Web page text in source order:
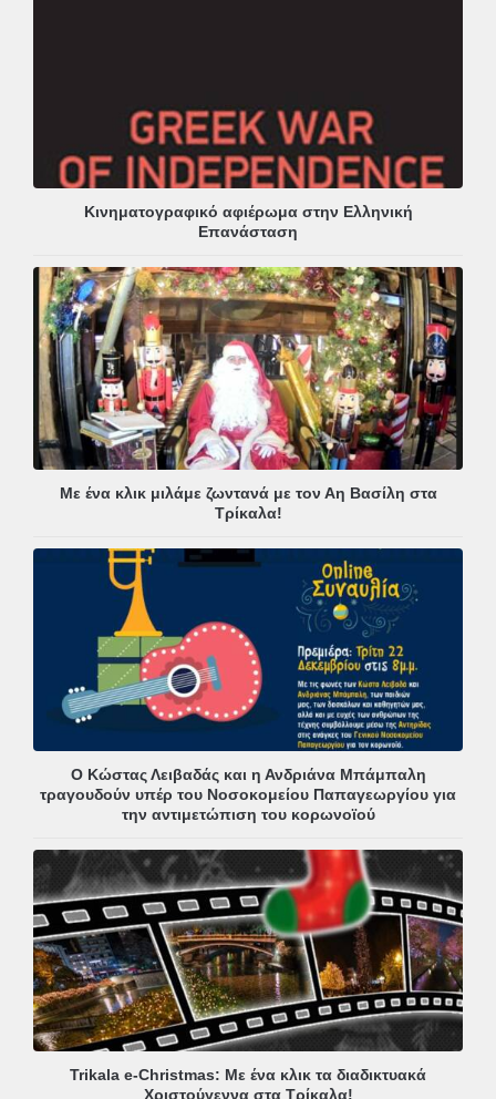
Κινηματογραφικό αφιέρωμα στην Ελληνική
Επανάσταση
Με ένα κλικ μιλάμε ζωντανά με τον Αη Βασίλη στα
Τρίκαλα!
Ο Κώστας Λειβαδάς και η Ανδριάνα Μπάμπαλη
τραγουδούν υπέρ του Νοσοκομείου Παπαγεωργίου για
την αντιμετώπιση του κορωνοϊού
Trikala e-Christmas: Με ένα κλικ τα διαδικτυακά
Χριστούγεννα στα Τρίκαλα!